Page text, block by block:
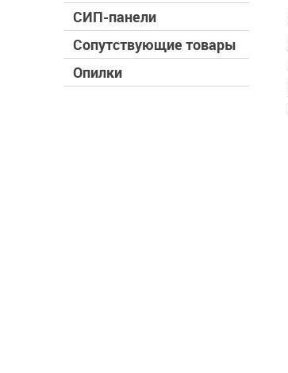
СИП-панели
Сопутствующие товары
Опилки